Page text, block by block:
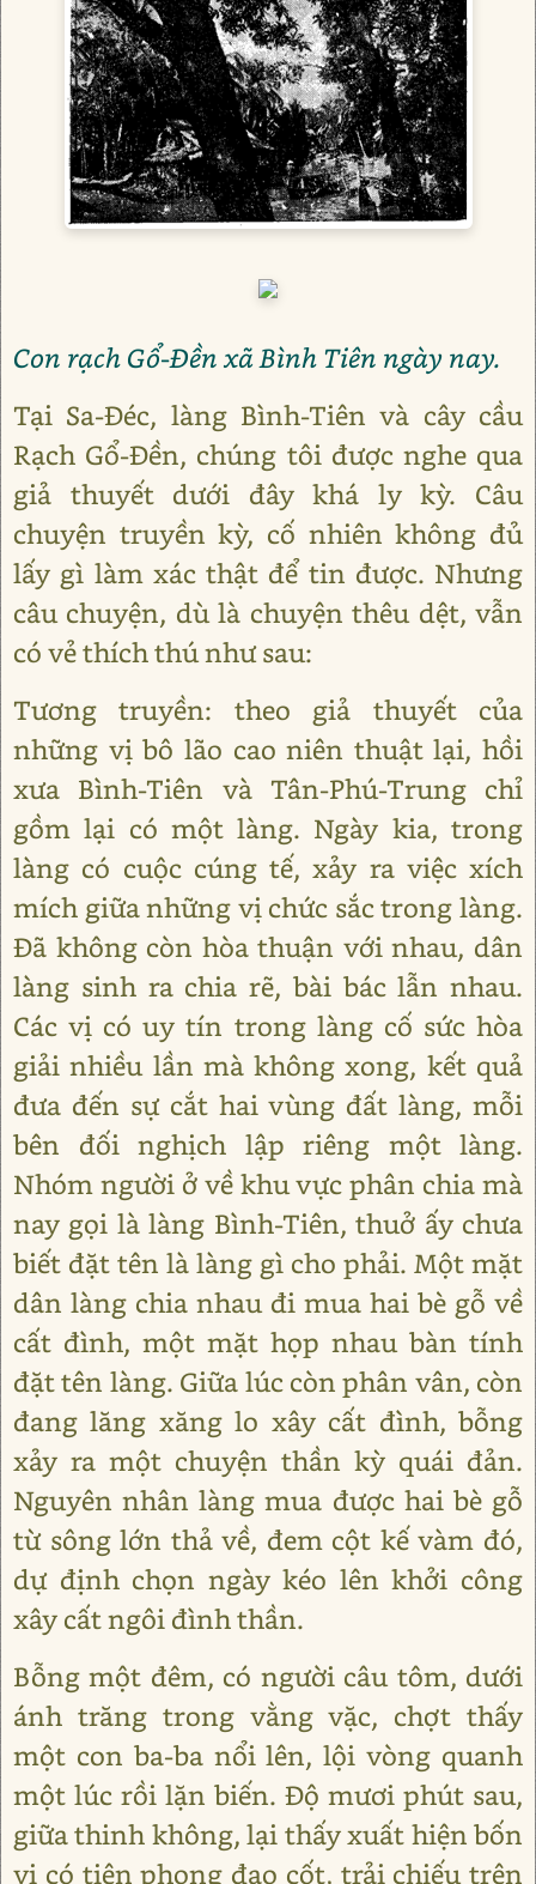
Con rạch Gổ-Đền xã Bình Tiên ngày nay.
Tại Sa-Đéc, làng Bình-Tiên và cây cầu
Rạch Gổ-Đền, chúng tôi được nghe qua
giả thuyết dưới đây khá ly kỳ. Câu
chuyện truyền kỳ, cố nhiên không đủ
lấy gì làm xác thật để tin được. Nhưng
câu chuyện, dù là chuyện thêu dệt, vẫn
có vẻ thích thú như sau:
Tương truyền: theo giả thuyết của
những vị bô lão cao niên thuật lại, hồi
xưa Bình-Tiên và Tân-Phú-Trung chỉ
gồm lại có một làng. Ngày kia, trong
làng có cuộc cúng tế, xảy ra việc xích
mích giữa những vị chức sắc trong làng.
Đã không còn hòa thuận với nhau, dân
làng sinh ra chia rẽ, bài bác lẫn nhau.
Các vị có uy tín trong làng cố sức hòa
giải nhiều lần mà không xong, kết quả
đưa đến sự cắt hai vùng đất làng, mỗi
bên đối nghịch lập riêng một làng.
Nhóm người ở về khu vực phân chia mà
nay gọi là làng Bình-Tiên, thuở ấy chưa
biết đặt tên là làng gì cho phải. Một mặt
dân làng chia nhau đi mua hai bè gỗ về
cất đình, một mặt họp nhau bàn tính
đặt tên làng. Giữa lúc còn phân vân, còn
đang lăng xăng lo xây cất đình, bỗng
xảy ra một chuyện thần kỳ quái đản.
Nguyên nhân làng mua được hai bè gỗ
từ sông lớn thả về, đem cột kế vàm đó,
dự định chọn ngày kéo lên khởi công
xây cất ngôi đình thần.
Bỗng một đêm, có người câu tôm, dưới
ánh trăng trong vằng vặc, chợt thấy
một con ba-ba nổi lên, lội vòng quanh
một lúc rồi lặn biến. Độ mươi phút sau,
giữa thinh không, lại thấy xuất hiện bốn
vị có tiên phong đạo cốt, trải chiếu trên